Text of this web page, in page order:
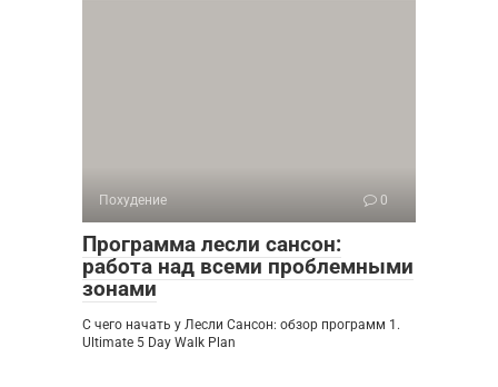
Похудение 0
Программа лесли сансон:
работа над всеми проблемными
зонами
С чего начать у Лесли Сансон: обзор программ 1.
Ultimate 5 Day Walk Plan